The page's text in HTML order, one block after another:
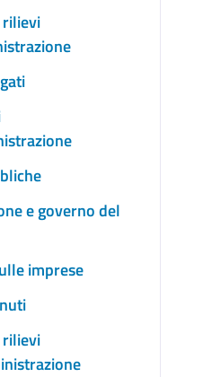
e governo del
imprese